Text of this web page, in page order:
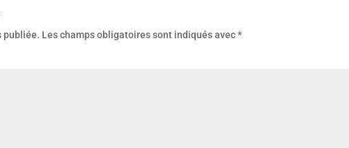
publiée. Les champs obligatoires sont indiqués avec*